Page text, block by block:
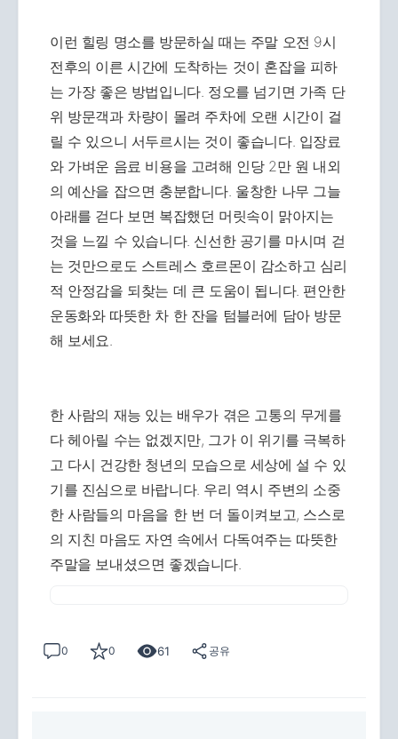
이런 힐링 명소를 방문하실 때는 주말 오전 9시
전후의 이른 시간에 도착하는 것이 혼잡을 피하
는 가장 좋은 방법입니다. 정오를 넘기면 가족 단
위 방문객과 차량이 몰려 주차에 오랜 시간이 걸
릴 수 있으니 서두르시는 것이 좋습니다. 입장료
와 가벼운 음료 비용을 고려해 인당 2만 원 내외
의 예산을 잡으면 충분합니다. 울창한 나무 그늘
아래를 걷다 보면 복잡했던 머릿속이 맑아지는
것을 느낄 수 있습니다. 신선한 공기를 마시며 걷
는 것만으로도 스트레스 호르몬이 감소하고 심리
적 안정감을 되찾는 데 큰 도움이 됩니다. 편안한
운동화와 따뜻한 차 한 잔을 텀블러에 담아 방문
해 보세요.
한 사람의 재능 있는 배우가 겪은 고통의 무게를
다 헤아릴 수는 없겠지만, 그가 이 위기를 극복하
고 다시 건강한 청년의 모습으로 세상에 설 수 있
기를 진심으로 바랍니다. 우리 역시 주변의 소중
한 사람들의 마음을 한 번 더 돌이켜보고, 스스로
의 지친 마음도 자연 속에서 다독여주는 따뜻한
주말을 보내셨으면 좋겠습니다.
0 0 61 공유